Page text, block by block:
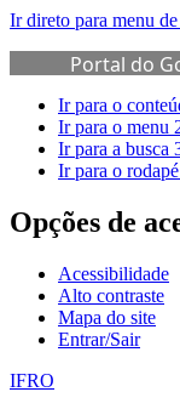
Ir direto para menu
Portal do
Ir para o
Ir para o menu
Ir para a busca
Ir para o rodapé
Opções de
Acessibilidade
Alto contraste
Mapa do site
Entrar/Sair
IFRO